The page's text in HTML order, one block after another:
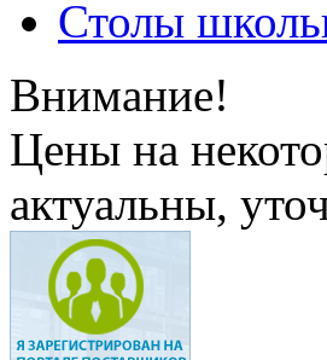
Столы
Внимание!
Цены на
актуальны,